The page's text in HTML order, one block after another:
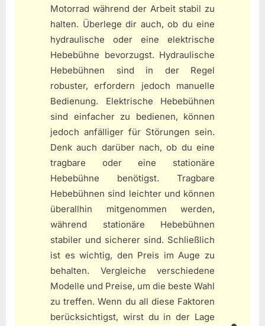
Motorrad während der Arbeit stabil zu
halten. Überlege dir auch, ob du eine
hydraulische oder eine elektrische
Hebebühne bevorzugst. Hydraulische
Hebebühnen sind in der Regel
robuster, erfordern jedoch manuelle
Bedienung. Elektrische Hebebühnen
sind einfacher zu bedienen, können
jedoch anfälliger für Störungen sein.
Denk auch darüber nach, ob du eine
tragbare oder eine stationäre
Hebebühne benötigst. Tragbare
Hebebühnen sind leichter und können
überallhin mitgenommen werden,
während stationäre Hebebühnen
stabiler und sicherer sind. Schließlich
ist es wichtig, den Preis im Auge zu
behalten. Vergleiche verschiedene
Modelle und Preise, um die beste Wahl
zu treffen. Wenn du all diese Faktoren
berücksichtigst, wirst du in der Lage